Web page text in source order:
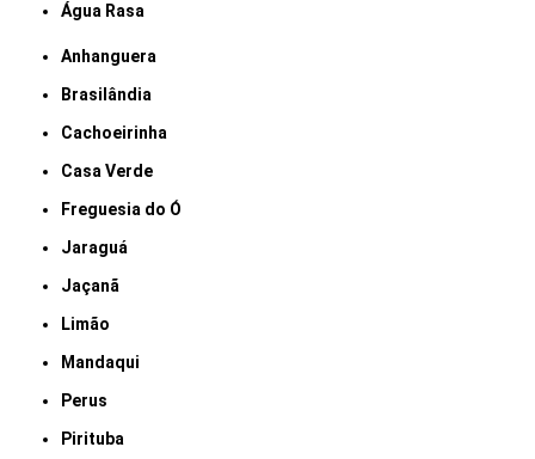
Água Rasa
Anhanguera
Brasilândia
Cachoeirinha
Casa Verde
Freguesia do Ó
Jaraguá
Jaçanã
Limão
Mandaqui
Perus
Pirituba